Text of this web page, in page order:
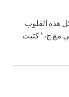
هذه القلوب
مع ج،” كتبت